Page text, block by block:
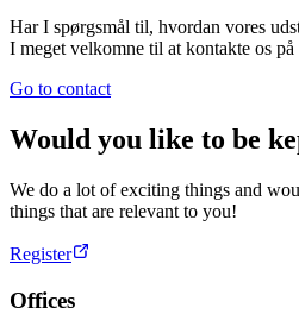
Har I spørgsmål til, hvordan vores
I meget velkomne til at kontakte os
Go to contact
Would you like to be
We do a lot of exciting things and
things that are relevant to you!
Register
Offices